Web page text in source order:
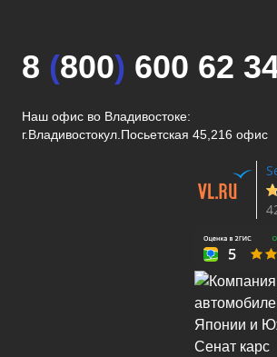
8 (800) 600 62
Наш офис во Владивостоке:
г.Владивостокул.Посьетская 45,216 офис